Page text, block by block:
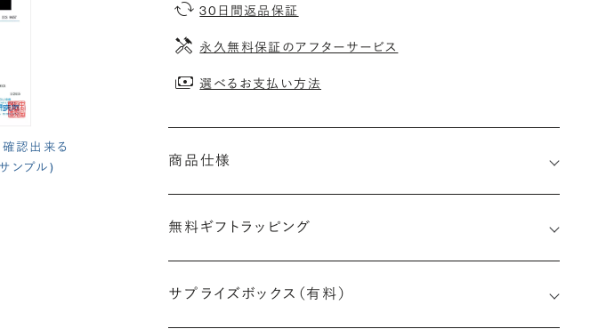
確認出来る
ンプル)
30日間返品保証
永久無料保証のアフターサービス
選べるお支払い方法
商品仕様
無料ギフトラッピング
サプライズボックス（有料）